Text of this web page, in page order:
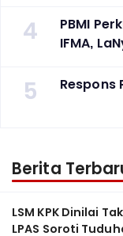
4
PBMI
IFMA,
5 Respons
Berita
LSM KPK Dinilai
LPAS Soroti